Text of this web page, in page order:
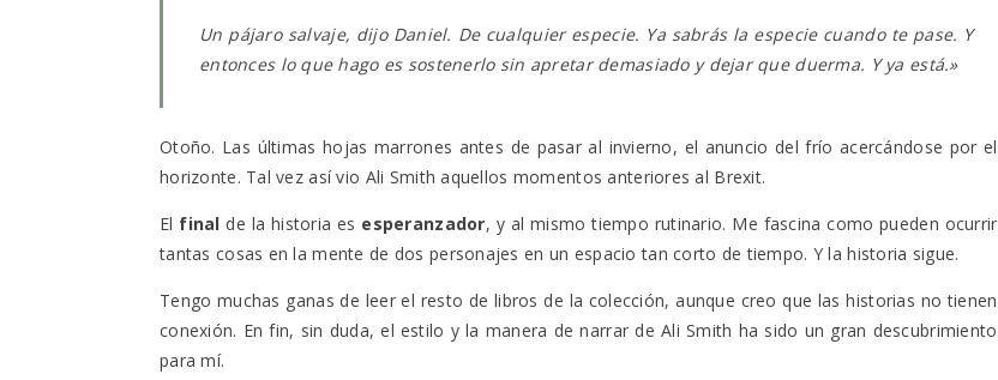
Un pájaro salvaje, dijo Daniel. De cualquier especie. Ya sabrás la especie cuando te pase. Y
entonces lo que hago es sostenerlo sin apretar demasiado y dejar que duerma. Y ya está.»
Otoño. Las últimas hojas marrones antes de pasar al invierno, el anuncio del frío acercándose por el
horizonte. Tal vez así vio Ali Smith aquellos momentos anteriores al Brexit.
El final de la historia es esperanzador, y al mismo tiempo rutinario. Me fascina como pueden ocurrir
tantas cosas en la mente de dos personajes en un espacio tan corto de tiempo. Y la historia sigue.
Tengo muchas ganas de leer el resto de libros de la colección, aunque creo que las historias no tienen
conexión. En fin, sin duda, el estilo y la manera de narrar de Ali Smith ha sido un gran descubrimiento
para mí.